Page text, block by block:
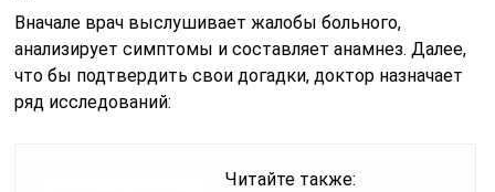
Вначале врач выслушивает жалобы больного,
анализирует симптомы и составляет анамнез. Далее,
что бы подтвердить свои догадки, доктор назначает
ряд исследований:
Читайте также: